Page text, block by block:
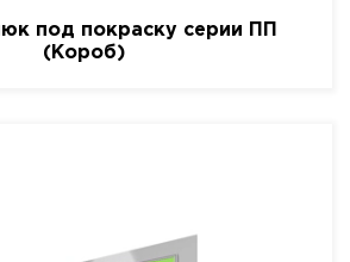
под покраску серии ПП
(Короб)